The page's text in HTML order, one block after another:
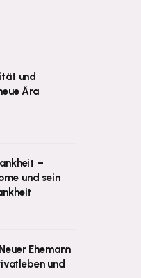
und
Ära
–
und sein
Ehemann
und